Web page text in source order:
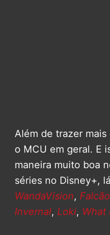
Além de trazer
o MCU em geral. E
maneira muito boa
séries no Disney+,
WandaVision,
Invernal, Loki, What